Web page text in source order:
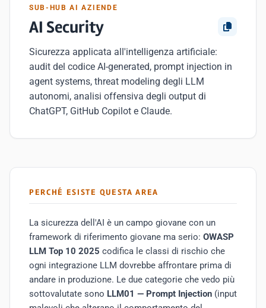
SUB-HUB AI AZIENDE
AI Security
Sicurezza applicata all'intelligenza artificiale:
audit del codice AI-generated, prompt injection in
agent systems, threat modeling degli LLM
autonomi, analisi offensiva degli output di
ChatGPT, GitHub Copilot e Claude.
PERCHÉ ESISTE QUESTA AREA
La sicurezza dell'AI è un campo giovane con un
framework di riferimento giovane ma serio: OWASP
LLM Top 10 2025 codifica le classi di rischio che
ogni integrazione LLM dovrebbe affrontare prima di
andare in produzione. Le due categorie che vedo più
sottovalutate sono LLM01 — Prompt Injection (input